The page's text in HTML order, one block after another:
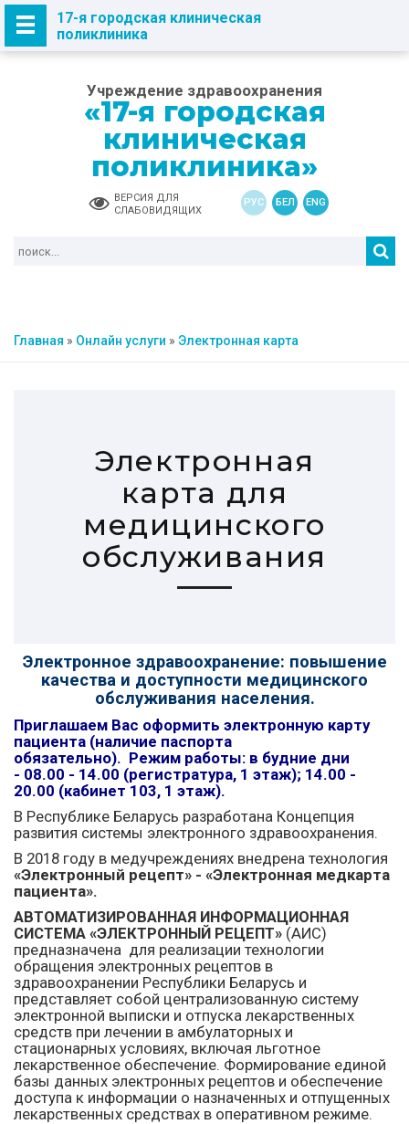
Учреждение здравоохранения
«17-я городская
клиническая
поликлиника»
ВЕРСИЯ ДЛЯ
СЛАБОВИДЯЩИХ
РУС БЕЛ ENG
17-я городская клиническая
поликлиника
Главная » Онлайн услуги » Электронная карта
Электронная
карта для
медицинского
обслуживания
Электронное здравоохранение: повышение
качества и доступности медицинского
обслуживания населения.
Приглашаем Вас оформить электронную карту
пациента (наличие паспорта
обязательно). Режим работы: в будние дни
- 08.00 - 14.00 (регистратура, 1 этаж); 14.00 -
20.00 (кабинет 103, 1 этаж).
В Республике Беларусь разработана Концепция
развития системы электронного здравоохранения.
В 2018 году в медучреждениях внедрена технология
«Электронный рецепт» - «Электронная медкарта
пациента».
АВТОМАТИЗИРОВАННАЯ ИНФОРМАЦИОННАЯ
СИСТЕМА «ЭЛЕКТРОННЫЙ РЕЦЕПТ» (АИС)
предназначена для реализации технологии
обращения электронных рецептов в
здравоохранении Республики Беларусь и
представляет собой централизованную систему
электронной выписки и отпуска лекарственных
средств при лечении в амбулаторных и
стационарных условиях, включая льготное
лекарственное обеспечение. Формирование единой
базы данных электронных рецептов и обеспечение
доступа к информации о назначенных и отпущенных
лекарственных средствах в оперативном режиме.